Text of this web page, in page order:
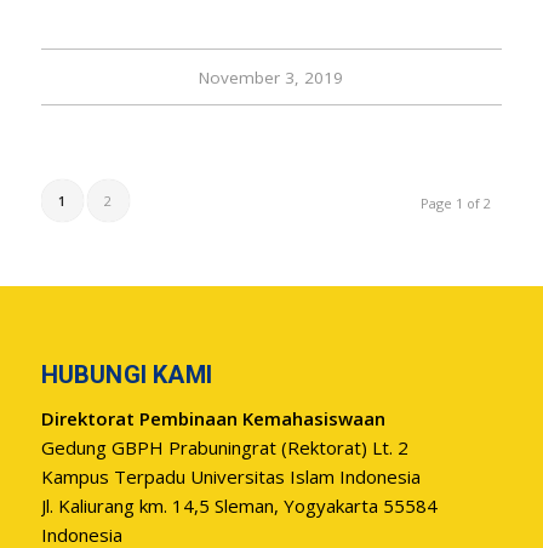
November 3, 2019
Page 1 of 2
1 2
HUBUNGI KAMI
Direktorat Pembinaan Kemahasiswaan
Gedung GBPH Prabuningrat (Rektorat) Lt. 2
Kampus Terpadu Universitas Islam Indonesia
Jl. Kaliurang km. 14,5 Sleman, Yogyakarta 55584
Indonesia